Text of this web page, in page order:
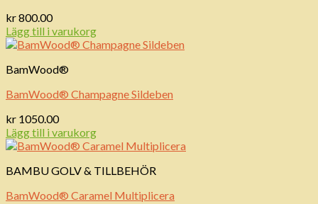
kr800.00
Lägg till i varukorg
BamWood®
BamWood® Champagne Sildeben
kr 1050.00
Lägg till i varukorg
BAMBU GOLV & TILLBEHÖR
BamWood® Caramel Multiplicera